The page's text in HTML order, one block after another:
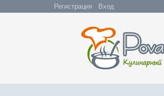
Регистрация Вход